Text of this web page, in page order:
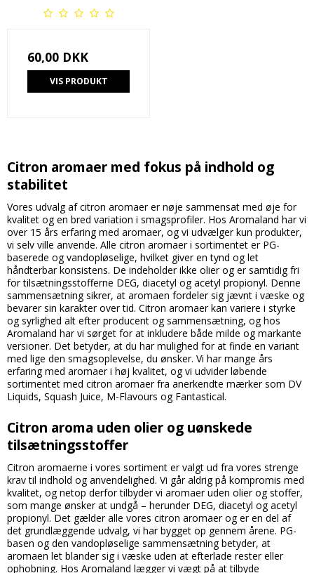
60,00 DKK
VIS PRODUKT
Citron aromaer med fokus på indhold og
stabilitet
Vores udvalg af citron aromaer er nøje sammensat med øje for
kvalitet og en bred variation i smagsprofiler. Hos Aromaland har vi
over 15 års erfaring med aromaer, og vi udvælger kun produkter,
vi selv ville anvende. Alle citron aromaer i sortimentet er PG-
baserede og vandopløselige, hvilket giver en tynd og let
håndterbar konsistens. De indeholder ikke olier og er samtidig fri
for tilsætningsstofferne DEG, diacetyl og acetyl propionyl. Denne
sammensætning sikrer, at aromaen fordeler sig jævnt i væske og
bevarer sin karakter over tid. Citron aromaer kan variere i styrke
og syrlighed alt efter producent og sammensætning, og hos
Aromaland har vi sørget for at inkludere både milde og markante
versioner. Det betyder, at du har mulighed for at finde en variant
med lige den smagsoplevelse, du ønsker. Vi har mange års
erfaring med aromaer i høj kvalitet, og vi udvider løbende
sortimentet med citron aromaer fra anerkendte mærker som DV
Liquids, Squash Juice, M-Flavours og Fantastical.
Citron aroma uden olier og uønskede
tilsætningsstoffer
Citron aromaerne i vores sortiment er valgt ud fra vores strenge
krav til indhold og anvendelighed. Vi går aldrig på kompromis med
kvalitet, og netop derfor tilbyder vi aromaer uden olier og stoffer,
som mange ønsker at undgå – herunder DEG, diacetyl og acetyl
propionyl. Det gælder alle vores citron aromaer og er en del af
det grundlæggende udvalg, vi har bygget op gennem årene. PG-
basen og den vandopløselige sammensætning betyder, at
aromaen let blander sig i væske uden at efterlade rester eller
ophobning. Hos Aromaland lægger vi vægt på at tilbyde